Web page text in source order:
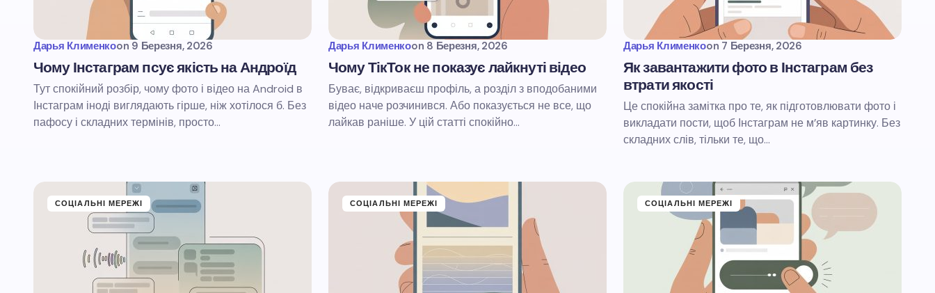
Дарья Клименкоon 9 Березня, 2026
Чому Інстаграм псує якість на Андроїд
Тут спокійний розбір, чому фото і відео на Android в
Інстаграм іноді виглядають гірше, ніж хотілося б. Без
пафосу і складних термінів, просто…
Дарья Клименкоon 8 Березня, 2026
Чому ТікТок не показує лайкнуті відео
Буває, відкриваєш профіль, а розділ з вподобаними
відео наче розчинився. Або показується не все, що
лайкав раніше. У цій статті спокійно…
Дарья Клименкоon 7 Березня, 2026
Як завантажити фото в Інстаграм без
втрати якості
Це спокійна замітка про те, як підготовлювати фото і
викладати пости, щоб Інстаграм не м’яв картинку. Без
складних слів, тільки те, що…
СОЦІАЛЬНІ МЕРЕЖІ СОЦІАЛЬНІ МЕРЕЖІ СОЦІАЛЬНІ МЕРЕЖІ